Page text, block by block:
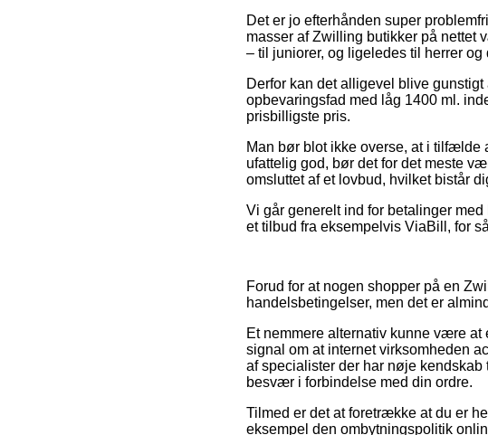
Det er jo efterhånden super
masser af Zwilling butikker på nettet
– til juniorer, og ligeledes til herrer
Derfor kan det alligevel blive
opbevaringsfad med låg 1400 ml.
prisbilligste pris.
Man bør blot ikke overse, at i tilfælde
ufattelig god, bør det for det meste
omsluttet af et lovbud, hvilket bistår
Vi går generelt ind for betalinger
et tilbud fra eksempelvis ViaBill, for
Forud for at nogen shopper på en
handelsbetingelser, men det er
Et nemmere alternativ kunne være
signal om at internet virksomheden
af specialister der har nøje
besvær i forbindelse med din ordre.
Tilmed er det at foretrække at du er
eksempel den ombytningspolitik